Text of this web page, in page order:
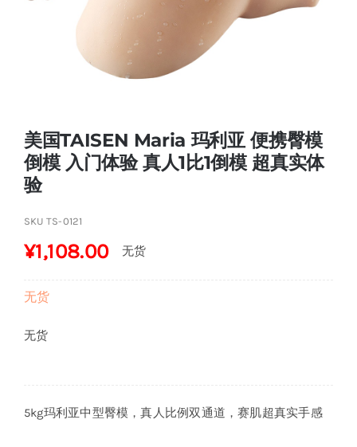
美国TAISEN Maria 玛利亚 便携臀模
倒模 入门体验 真人1比1倒模 超真实体
验
SKU TS-0121
¥1,108.00 无货
无货
无货
5kg玛利亚中型臀模，真人比例双通道，赛肌超真实手感